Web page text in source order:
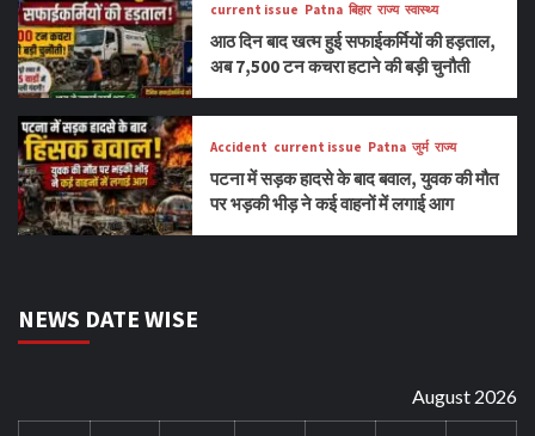
current issue Patna बिहार राज्य स्वास्थ्य
आठ दिन बाद खत्म हुई सफाईकर्मियों की हड़ताल,
अब 7,500 टन कचरा हटाने की बड़ी चुनौती
Accident current issue Patna जुर्म राज्य
पटना में सड़क हादसे के बाद बवाल, युवक की मौत
पर भड़की भीड़ ने कई वाहनों में लगाई आग
NEWS DATE WISE
August 2026